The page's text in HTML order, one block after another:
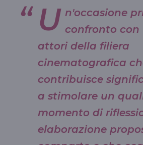
U n'occasione
confronto
attori della filiera
cinematografica
contribuisce
a stimolare un
momento di
elaborazione